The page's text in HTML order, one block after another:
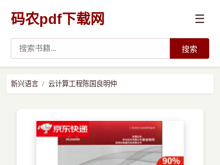
码农pdf下载网 ☰
搜索
新兴语言 云计算工程陈国良明仲